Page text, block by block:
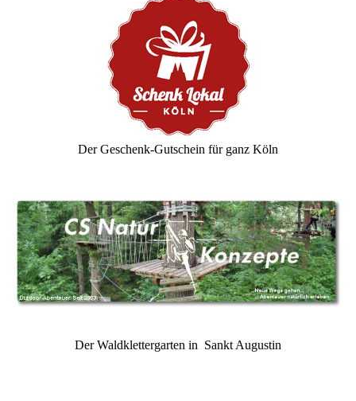
Der Geschenk-Gutschein für ganz Köln
Der Waldklettergarten in Sankt Augustin